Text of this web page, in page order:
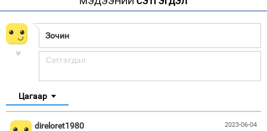
Цагаар
2023-06-04
direloret1980